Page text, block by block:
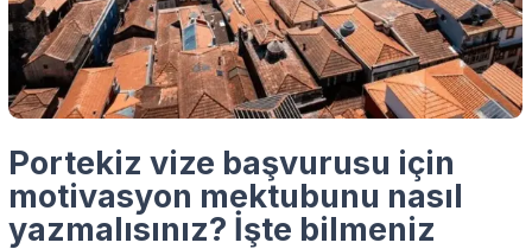
Portekiz vize başvurusu için
motivasyon mektubunu nasıl
yazmalısınız? İşte bilmeniz